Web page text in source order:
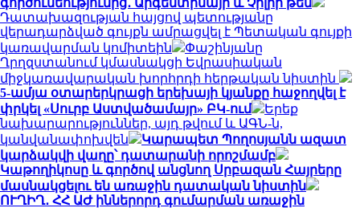
Դատախազության հայցով պետությանը
վերադարձված գույքն ամրացվել է Պետական գույքի
կառավարման կոմիտեին
Փաշինյանը
Ղրղզստանում կմասնակցի Եվրասիական
միջկառավարական խորհրդի հերթական նիստին
5-ամյա օտարերկրացի երեխայի կյանքը հաջողվել է
փրկել «Սուրբ Աստվածամայր» ԲԿ-ում
Երեք
նախարարություններ, այդ թվում և ԱԳՆ-ն,
կանվանափոխվեն
Կարապետ Պողոսյանն ազատ
կարձակվի վաղը՝ դատարանի որոշմամբ
Կաթողիկոսը և գործով անցնող Սրբազան Հայրերը
մասնակցելու են առաջին դատական նիստին
ՈՒՂԻՂ․ ՀՀ ԱԺ իններորդ գումարման առաջին